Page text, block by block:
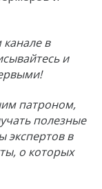
в
и
патроном,
полезные
экспертов в
о которых